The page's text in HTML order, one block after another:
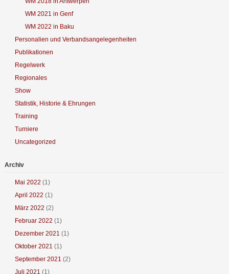
WM 2021 in Genf
WM 2022 in Baku
Personalien und Verbandsangelegenheiten
Publikationen
Regelwerk
Regionales
Show
Statistik, Historie & Ehrungen
Training
Turniere
Uncategorized
Archiv
Mai 2022 (1)
April 2022 (1)
März 2022 (2)
Februar 2022 (1)
Dezember 2021 (1)
Oktober 2021 (1)
September 2021 (2)
Juli 2021 (1)